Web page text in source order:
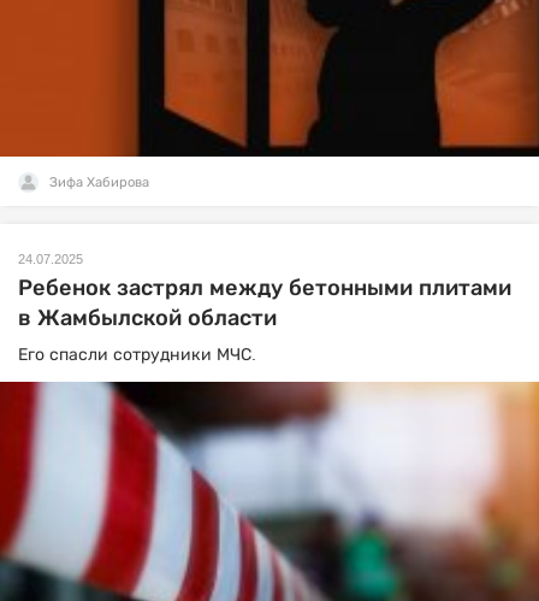
Зифа Хабирова
24.07.2025
Ребенок застрял между бетонными плитами
в Жамбылской области
Его спасли сотрудники МЧС.